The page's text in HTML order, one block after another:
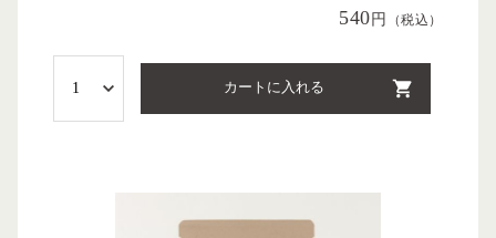
540 円 （税込）
カートに入れる